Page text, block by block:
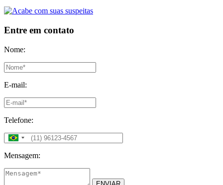
Entre em contato
Nome:
E-mail:
Telefone:
Mensagem: